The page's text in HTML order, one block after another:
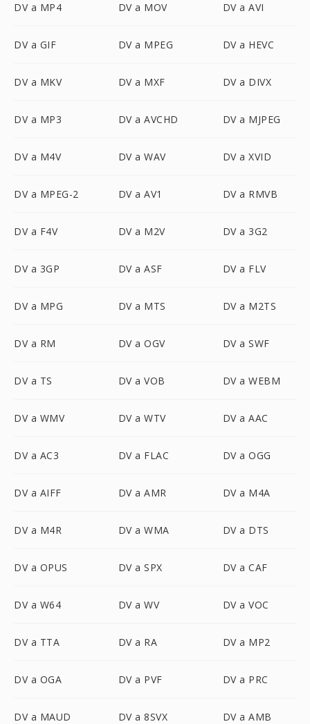
DV a MP4 DV a MOV DV a AVI
DV a GIF DV a MPEG DV a HEVC
DV a MKV DV a MXF DV a DIVX
DV a MP3 DV a AVCHD DV a MJPEG
DV a M4V DV a WAV DV a XVID
DV a MPEG-2 DV a AV1 DV a RMVB
DV a F4V DV a M2V DV a 3G2
DV a 3GP DV a ASF DV a FLV
DV a MPG DV a MTS DV a M2TS
DV a RM DV a OGV DV a SWF
DV a TS DV a VOB DV a WEBM
DV a WMV DV a WTV DV a AAC
DV a AC3 DV a FLAC DV a OGG
DV a AIFF DV a AMR DV a M4A
DV a M4R DV a WMA DV a DTS
DV a OPUS DV a SPX DV a CAF
DV a W64 DV a WV DV a VOC
DV a TTA DV a RA DV a MP2
DV a OGA DV a PVF DV a PRC
DV a MAUD DV a 8SVX DV a AMB